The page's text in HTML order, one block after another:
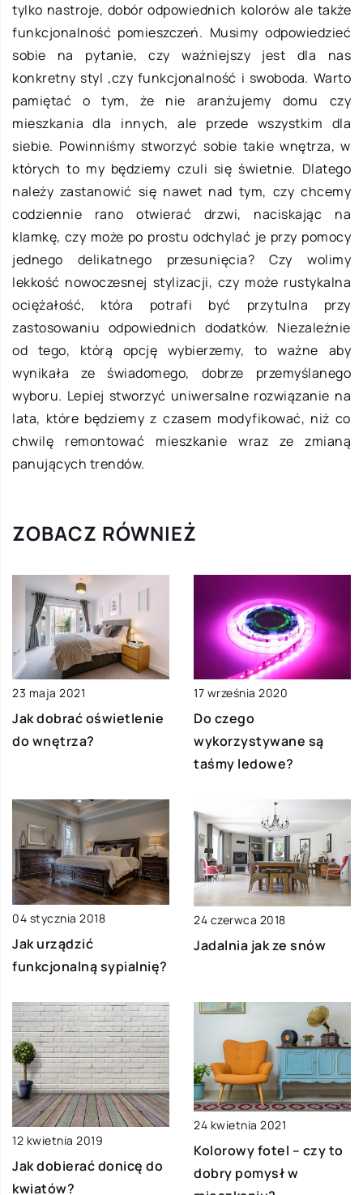
tylko nastroje, dobór odpowiednich kolorów ale także
funkcjonalność pomieszczeń. Musimy odpowiedzieć
sobie na pytanie, czy ważniejszy jest dla nas
konkretny styl ,czy funkcjonalność i swoboda. Warto
pamiętać o tym, że nie aranżujemy domu czy
mieszkania dla innych, ale przede wszystkim dla
siebie. Powinniśmy stworzyć sobie takie wnętrza, w
których to my będziemy czuli się świetnie. Dlatego
należy zastanowić się nawet nad tym, czy chcemy
codziennie rano otwierać drzwi, naciskając na
klamkę, czy może po prostu odchylać je przy pomocy
jednego delikatnego przesunięcia? Czy wolimy
lekkość nowoczesnej stylizacji, czy może rustykalna
ociężałość, która potrafi być przytulna przy
zastosowaniu odpowiednich dodatków. Niezależnie
od tego, którą opcję wybierzemy, to ważne aby
wynikała ze świadomego, dobrze przemyślanego
wyboru. Lepiej stworzyć uniwersalne rozwiązanie na
lata, które będziemy z czasem modyfikować, niż co
chwilę remontować mieszkanie wraz ze zmianą
panujących trendów.
ZOBACZ RÓWNIEŻ
23 maja 2021
Jak dobrać oświetlenie
do wnętrza?
17 września 2020
Do czego
wykorzystywane są
taśmy ledowe?
04 stycznia 2018
Jak urządzić
funkcjonalną sypialnię?
24 czerwca 2018
Jadalnia jak ze snów
12 kwietnia 2019
Jak dobierać donicę do
kwiatów?
24 kwietnia 2021
Kolorowy fotel – czy to
dobry pomysł w